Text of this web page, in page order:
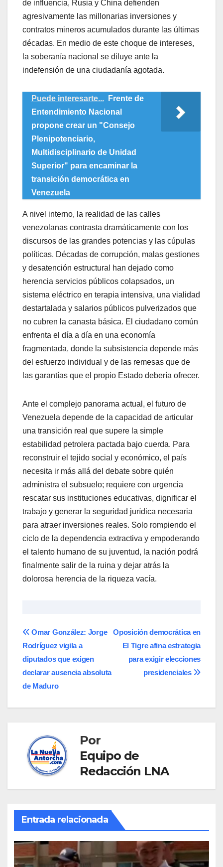
de influencia, Rusia y China defienden
agresivamente las millonarias inversiones y
contratos mineros acumulados durante las últimas
décadas. En medio de este choque de intereses,
la soberanía nacional se diluye ante la
indefensión de una ciudadanía agotada.
Puede interesarte...
Frente de
Entendimiento Nacional
propone crear un "Consejo
Plenipotenciario,
Multidisciplinario de Unidad
Superior" para encaminar la
transición democrática en
Venezuela
​A nivel interno, la realidad de las calles
venezolanas contrasta dramáticamente con los
discursos de las grandes potencias y las cúpulas
políticas. Décadas de corrupción, malas gestiones
y desatención estructural han dejado como
herencia servicios públicos colapsados, un
sistema eléctrico en terapia intensiva, una vialidad
destartalada y salarios públicos pulverizados que
no cubren la canasta básica. El ciudadano común
enfrenta el día a día en una economía
fragmentada, donde la subsistencia depende más
del esfuerzo individual y de las remesas que de
las garantías que el propio Estado debería ofrecer.
​Ante el complejo panorama actual, el futuro de
Venezuela depende de la capacidad de articular
una transición real que supere la simple
estabilidad petrolera pactada bajo cuerda. Para
reconstruir el tejido social y económico, el país
necesita ir más allá del debate sobre quién
administra el subsuelo; requiere con urgencia
rescatar sus instituciones educativas, dignificar el
trabajo y generar la seguridad jurídica necesaria
para atraer inversiones reales. Solo rompiendo el
ciclo de la dependencia extractiva y empoderando
el talento humano de su juventud, la nación podrá
finalmente salir de la ruina y dejar atrás la
dolorosa herencia de la riqueza vacía.
Navegación
de
entradas
Oposición democrática en
El Tigre afina estrategia
para exigir elecciones
presidenciales
Omar González: Jorge
Rodríguez vigila a
diputados que exigen
declarar ausencia absoluta
de Maduro
Por
Equipo de
Redacción LNA
Entrada relacionada